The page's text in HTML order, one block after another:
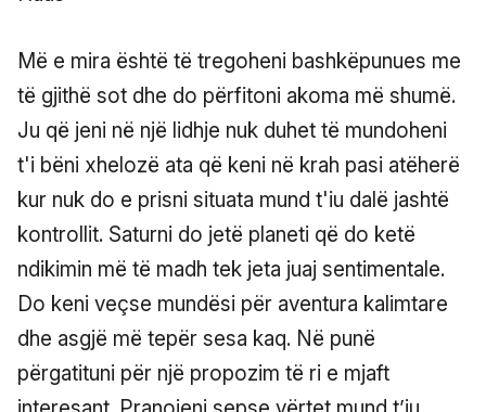
Më e mira është të tregoheni bashkëpunues me
të gjithë sot dhe do përfitoni akoma më shumë.
Ju që jeni në një lidhje nuk duhet të mundoheni
t'i bëni xhelozë ata që keni në krah pasi atëherë
kur nuk do e prisni situata mund t'iu dalë jashtë
kontrollit. Saturni do jetë planeti që do ketë
ndikimin më të madh tek jeta juaj sentimentale.
Do keni veçse mundësi për aventura kalimtare
dhe asgjë më tepër sesa kaq. Në punë
përgatituni për një propozim të ri e mjaft